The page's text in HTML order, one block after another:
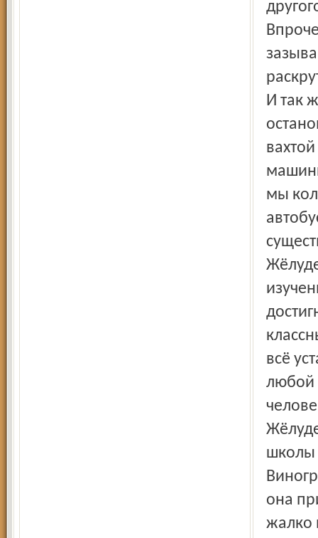
И так
мы
всё
любой
школы
она
жалко